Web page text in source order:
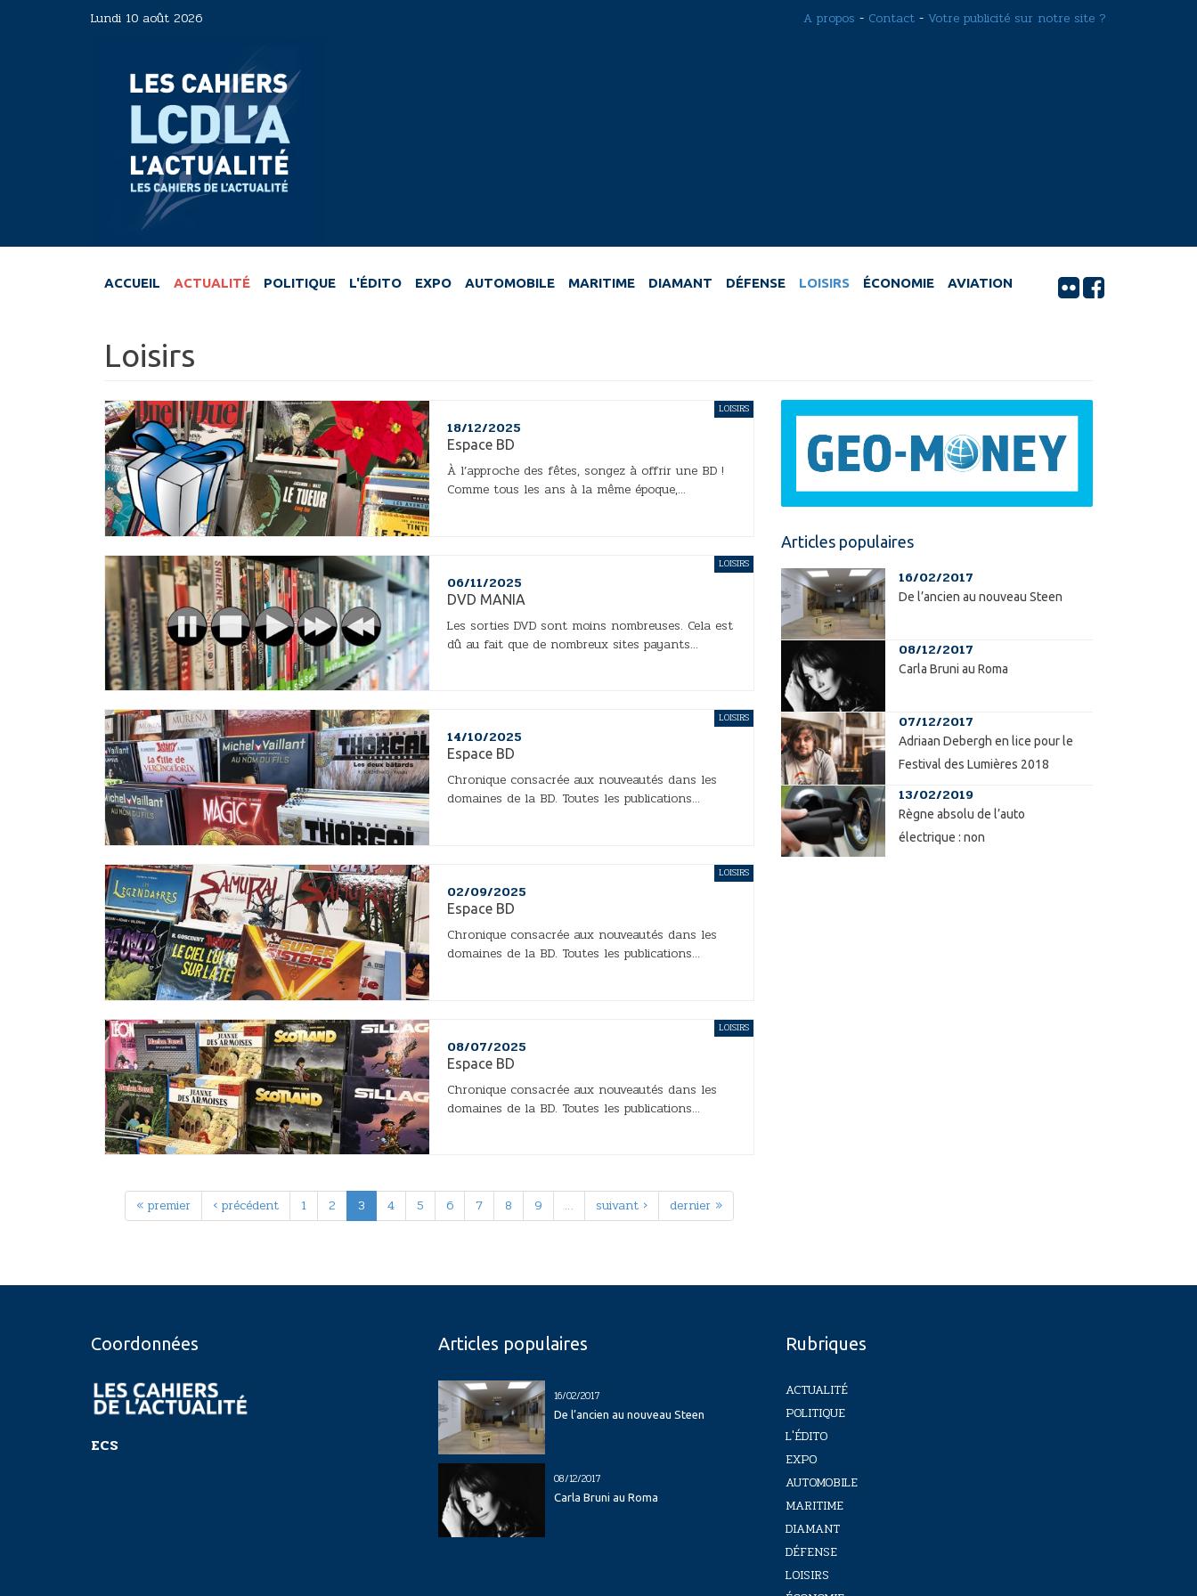
Lundi 10 août 2026 A propos - Contact - Votre publicité sur notre site ?
ACCUEIL ACTUALITÉ POLITIQUE L'ÉDITO EXPO AUTOMOBILE MARITIME DIAMANT DÉFENSE LOISIRS ÉCONOMIE AVIATION
Loisirs
18/12/2025
Espace BD
À l’approche des fêtes, songez à offrir une BD !
Comme tous les ans à la même époque,...
LOISIRS
06/11/2025
DVD MANIA
Les sorties DVD sont moins nombreuses. Cela est
dû au fait que de nombreux sites payants...
LOISIRS
14/10/2025
Espace BD
Chronique consacrée aux nouveautés dans les
domaines de la BD. Toutes les publications...
LOISIRS
02/09/2025
Espace BD
Chronique consacrée aux nouveautés dans les
domaines de la BD. Toutes les publications...
LOISIRS
08/07/2025
Espace BD
Chronique consacrée aux nouveautés dans les
domaines de la BD. Toutes les publications...
LOISIRS
« premier ‹ précédent 1 2 3 4 5 6 7 8 9 … suivant › dernier »
Articles populaires
16/02/2017
De l’ancien au nouveau Steen
08/12/2017
Carla Bruni au Roma
07/12/2017
Adriaan Debergh en lice pour le
Festival des Lumières 2018
13/02/2019
Règne absolu de l’auto
électrique : non
Coordonnées
ECS
Articles populaires
16/02/2017
De l’ancien au nouveau Steen
08/12/2017
Carla Bruni au Roma
Rubriques
ACTUALITÉ
POLITIQUE
L'ÉDITO
EXPO
AUTOMOBILE
MARITIME
DIAMANT
DÉFENSE
LOISIRS